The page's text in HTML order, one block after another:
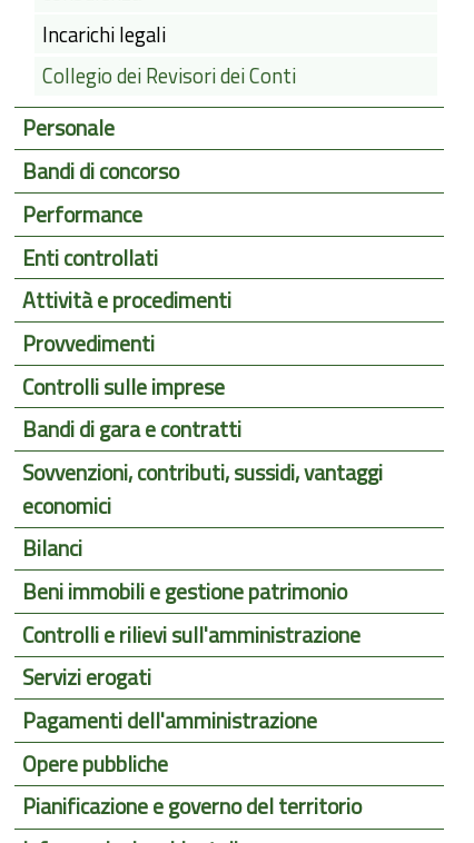
Incarichi legali
Collegio dei Revisori dei Conti
Personale
Bandi di concorso
Performance
Enti controllati
Attività e procedimenti
Provvedimenti
Controlli sulle imprese
Bandi di gara e contratti
Sovvenzioni, contributi, sussidi, vantaggi
economici
Bilanci
Beni immobili e gestione patrimonio
Controlli e rilievi sull'amministrazione
Servizi erogati
Pagamenti dell'amministrazione
Opere pubbliche
Pianificazione e governo del territorio